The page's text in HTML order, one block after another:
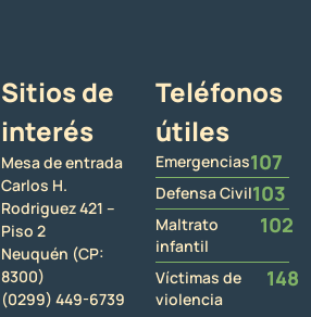
Sitios de
interés
Mesa de entrada
Carlos H.
Rodriguez 421 –
Piso 2
Neuquén (CP:
8300)
(0299) 449-6739
Teléfonos
útiles
Emergencias107
Defensa Civil103
Maltrato
infantil
102
Víctimas de
violencia
148